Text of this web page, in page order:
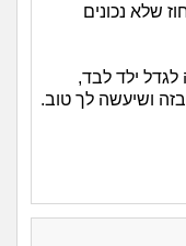
ככה את תסנני את ה70 אחוז שלא נכונים
ילד לבד,
ושיעשה לך טוב.